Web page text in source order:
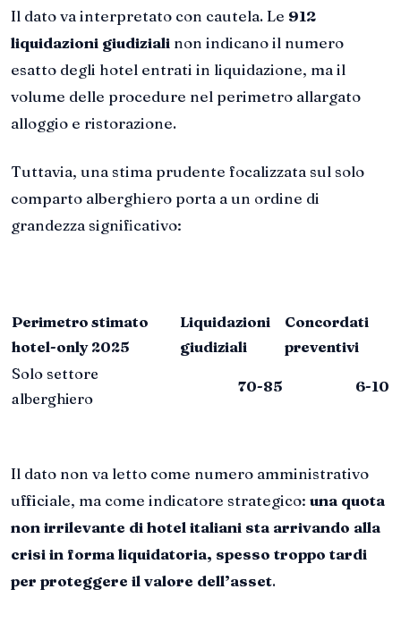
Il dato va interpretato con cautela. Le 912
liquidazioni giudiziali non indicano il numero
esatto degli hotel entrati in liquidazione, ma il
volume delle procedure nel perimetro allargato
alloggio e ristorazione.
Tuttavia, una stima prudente focalizzata sul solo
comparto alberghiero porta a un ordine di
grandezza significativo:
Perimetro stimato
hotel-only 2025
Liquidazioni
giudiziali
Concordati
preventivi
Solo settore
alberghiero
70-85 6-10
Il dato non va letto come numero amministrativo
ufficiale, ma come indicatore strategico: una quota
non irrilevante di hotel italiani sta arrivando alla
crisi in forma liquidatoria, spesso troppo tardi
per proteggere il valore dell’asset.